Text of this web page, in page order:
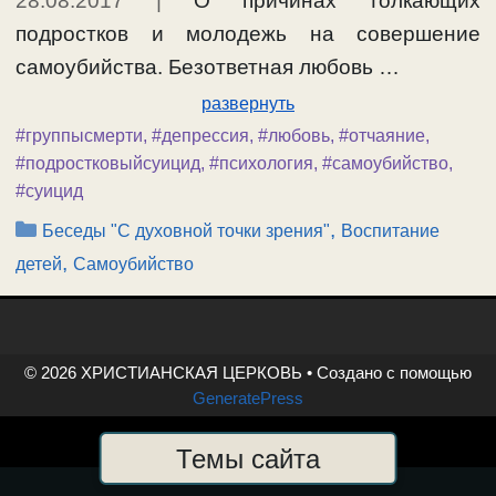
подростков и молодежь на совершение
самоубийства. Безответная любовь …
развернуть
#группысмерти, #депрессия, #любовь, #отчаяние,
#подростковыйсуицид, #психология, #самоубийство,
#суицид
Рубрики
Беседы "С духовной точки зрения", Воспитание
детей, Самоубийство
© 2026 ХРИСТИАНСКАЯ ЦЕРКОВЬ • Создано с помощью
GeneratePress
Темы сайта